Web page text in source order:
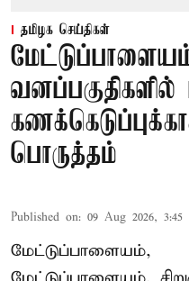
தமிழக செய்திகள்
வனப்பகுதிகளில்
பொருத்தம்
Published on: 09 Aug 2026, 3:45
மேட்டுப்பாளையம்,